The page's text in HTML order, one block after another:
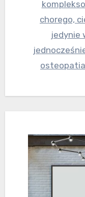
chorego,
jedynie